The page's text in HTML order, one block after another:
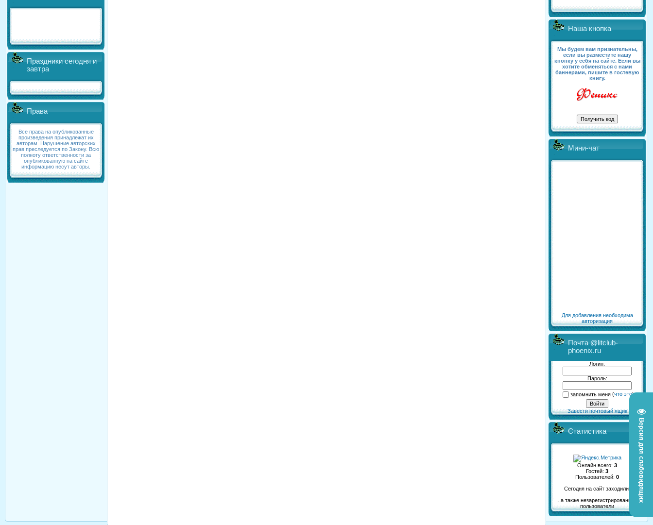
Версия для слабовидящих
Праздники сегодня и
завтра
Права
Все права на опубликованные
произведения принадлежат их
авторам. Нарушение авторских
прав преследуется по Закону. Всю
полноту ответственности за
опубликованную на сайте
информацию несут авторы.
Наша кнопка
Мы будем вам признательны,
если вы разместите нашу
кнопку у себя на сайте. Если вы
хотите обменяться с нами
баннерами, пишите в гостевую
книгу.
Мини-чат
Для добавления необходима
авторизация
Почта @litclub-
phoenix.ru
Логин:
Пароль:
запомнить меня(что это)
Завести почтовый ящик
Статистика
Онлайн всего: 3
Гостей: 3
Пользователей: 0
Сегодня на сайт заходили:
...а также незарегистрированные
пользователи